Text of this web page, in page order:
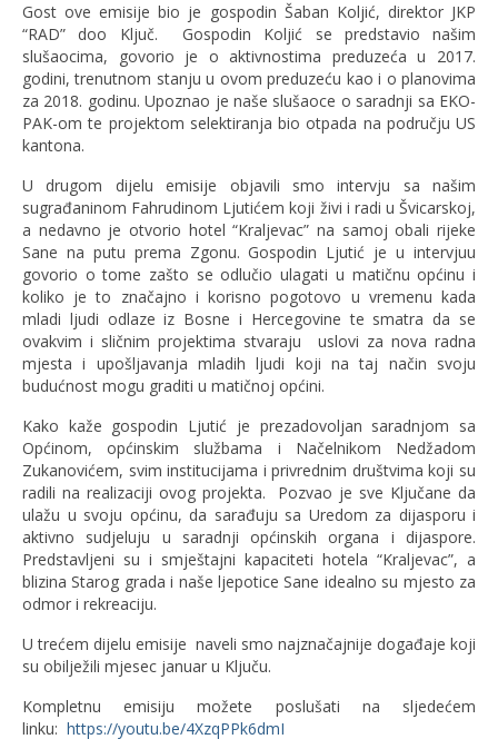
Gost ove emisije bio je gospodin Šaban Koljić, direktor JKP
“RAD” doo Ključ. Gospodin Koljić se predstavio našim
slušaocima, govorio je o aktivnostima preduzeća u 2017.
godini, trenutnom stanju u ovom preduzeću kao i o planovima
za 2018. godinu. Upoznao je naše slušaoce o saradnji sa EKO-
PAK-om te projektom selektiranja bio otpada na području US
kantona.
U drugom dijelu emisije objavili smo intervju sa našim
sugrađaninom Fahrudinom Ljutićem koji živi i radi u Švicarskoj,
a nedavno je otvorio hotel “Kraljevac” na samoj obali rijeke
Sane na putu prema Zgonu. Gospodin Ljutić je u intervjuu
govorio o tome zašto se odlučio ulagati u matičnu općinu i
koliko je to značajno i korisno pogotovo u vremenu kada
mladi ljudi odlaze iz Bosne i Hercegovine te smatra da se
ovakvim i sličnim projektima stvaraju uslovi za nova radna
mjesta i upošljavanja mladih ljudi koji na taj način svoju
budućnost mogu graditi u matičnoj općini.
Kako kaže gospodin Ljutić je prezadovoljan saradnjom sa
Općinom, općinskim službama i Načelnikom Nedžadom
Zukanovićem, svim institucijama i privrednim društvima koji su
radili na realizaciji ovog projekta. Pozvao je sve Ključane da
ulažu u svoju općinu, da sarađuju sa Uredom za dijasporu i
aktivno sudjeluju u saradnji općinskih organa i dijaspore.
Predstavljeni su i smještajni kapaciteti hotela “Kraljevac”, a
blizina Starog grada i naše ljepotice Sane idealno su mjesto za
odmor i rekreaciju.
U trećem dijelu emisije naveli smo najznačajnije događaje koji
su obilježili mjesec januar u Ključu.
Kompletnu emisiju možete poslušati na sljedećem
linku: https://youtu.be/4XzqPPk6dmI